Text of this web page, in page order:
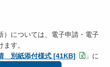
）については、電子申請・電子
す。
別紙添付様式 [41KB] 」に